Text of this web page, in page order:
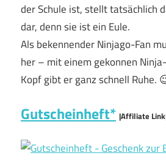
der Schule ist, stellt tatsächlich
dar, denn sie ist ein Eule.
Als bekennender Ninjago-Fan
her – mit einem gekonnen
Kopf gibt er ganz schnell Ruhe.
Gutscheinheft* |Affiliate